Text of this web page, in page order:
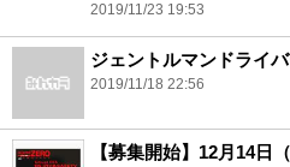
2019/11/23 19:53
ジェントルマンドライ
2019/11/18 22:56
【募集開始】12月14日